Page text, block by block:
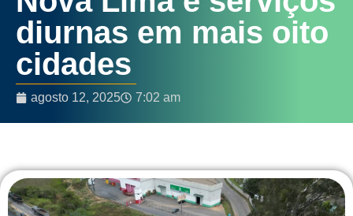
diurnas em mais oito
cidades
agosto 12, 2025 7:02 am